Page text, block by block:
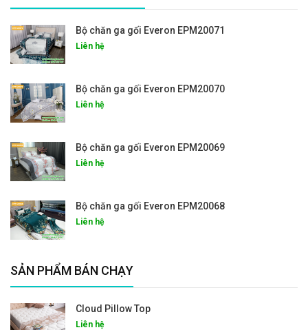
Bộ chăn ga gối Everon EPM20071
Liên hệ
Bộ chăn ga gối Everon EPM20070
Liên hệ
Bộ chăn ga gối Everon EPM20069
Liên hệ
Bộ chăn ga gối Everon EPM20068
Liên hệ
SẢN PHẨM BÁN CHẠY
Cloud Pillow Top
Liên hệ